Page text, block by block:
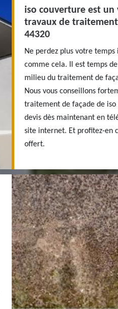
iso couverture est
travaux de
44320
Ne perdez plus votre
comme cela. Il est temps
milieu du traitement de
Nous vous conseillons
traitement de façade de iso
devis dès maintenant en
site internet. Et profitez-en
offert.